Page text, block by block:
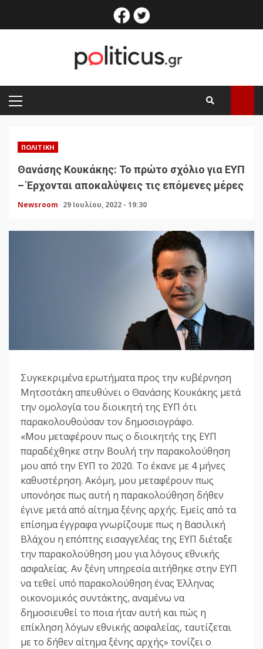
facebook
PRIMARY
MENU
ΠΟΛΙΤΙΚΉ
Θανάσης Κουκάκης: Το πρώτο σχόλιο για ΕΥΠ
– Έρχονται αποκαλύψεις τις επόμενες μέρες
Newsroom 29 Ιουλίου, 2022 - 19:30
Συγκεκριμένα ερωτήματα προς την κυβέρνηση
Μητσοτάκη απευθύνει ο Θανάσης Κουκάκης μετά
την ομολογία του διοικητή της ΕΥΠ ότι
παρακολουθούσαν τον δημοσιογράφο.
«Μου μεταφέρουν πως ο διοικητής της ΕΥΠ
παραδέχθηκε στην Βουλή την παρακολούθηση
μου από την ΕΥΠ το 2020. Το έκανε με 4 μήνες
καθυστέρηση. Ακόμη, μου μεταφέρουν πως
υπονόησε πως αυτή η παρακολούθηση δήθεν
έγινε μετά από αίτημα ξένης αρχής. Εμείς από τα
επίσημα έγγραφα γνωρίζουμε πως η Βασιλική
Βλάχου η επόπτης εισαγγελέας της ΕΥΠ διέταξε
την παρακολούθηση μου για λόγους εθνικής
ασφαλείας. Αν ξένη υπηρεσία αιτήθηκε στην ΕΥΠ
να τεθεί υπό παρακολούθηση ένας Έλληνας
οικονομικός συντάκτης, αναμένω να
δημοσιευθεί το ποια ήταν αυτή και πώς η
επίκληση λόγων εθνικής ασφαλείας, ταυτίζεται
με το δήθεν αίτημα ξένης αρχής» τονίζει ο